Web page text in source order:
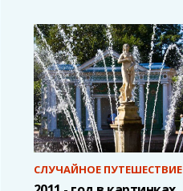
СЛУЧАЙНОЕ ПУТЕШЕСТВИЕ